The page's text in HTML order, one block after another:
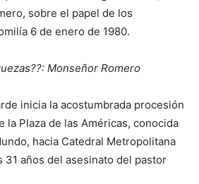
sobre el papel de los
6 de enero de 1980.
Monseñor Romero
inicia la acostumbrada procesión
la Plaza de las Américas, conocida
hacia Catedral Metropolitana
31 años del asesinato del pastor